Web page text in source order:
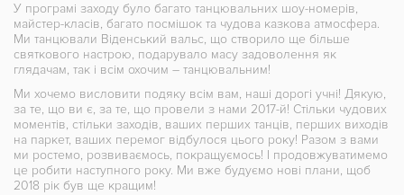
У програмі заходу було багато танцювальних шоу-номерів,
майстер-класів, багато посмішок та чудова казкова атмосфера.
Ми танцювали Віденський вальс, що створило ще більше
святкового настрою, подарувало масу задоволення як
глядачам, так і всім охочим – танцювальним!
Ми хочемо висловити подяку всім вам, наші дорогі учні! Дякую,
за те, що ви є, за те, що провели з нами 2017-й! Стільки чудових
моментів, стільки заходів, ваших перших танців, перших виходів
на паркет, ваших перемог відбулося цього року! Разом з вами
ми ростемо, розвиваємось, покращуємось! І продовжуватимемо
це робити наступного року. Ми вже будуємо нові плани, щоб
2018 рік був ще кращим!